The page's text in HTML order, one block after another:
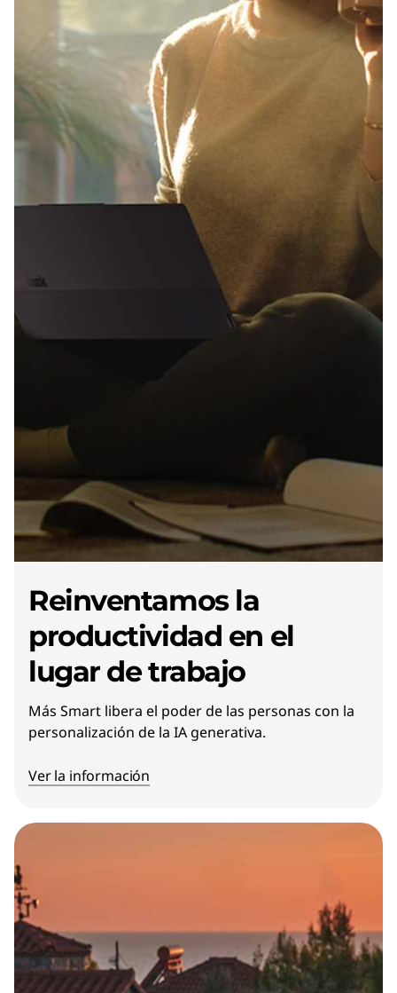
Reinventamos la
productividad en el
lugar de trabajo
Más Smart libera el poder de las personas con la
personalización de la IA generativa.
Ver la información